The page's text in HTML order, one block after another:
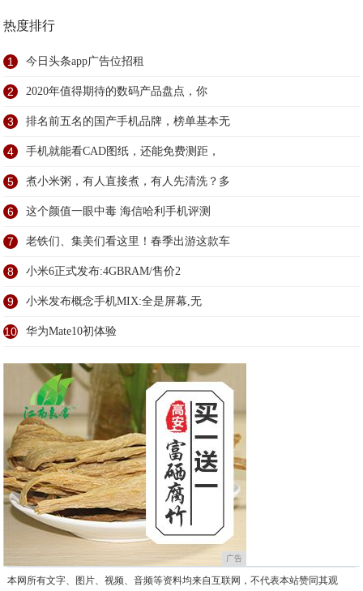
热度排行
1 今日头条app广告位招租
2 2020年值得期待的数码产品盘点，你
3 排名前五名的国产手机品牌，榜单基本无
4 手机就能看CAD图纸，还能免费测距，
5 煮小米粥，有人直接煮，有人先清洗？多
6 这个颜值一眼中毒 海信哈利手机评测
7 老铁们、集美们看这里！春季出游这款车
8 小米6正式发布:4GBRAM/售价2
9 小米发布概念手机MIX:全是屏幕,无
10 华为Mate10初体验
广告
本网所有文字、图片、视频、音频等资料均来自互联网，不代表本站赞同其观